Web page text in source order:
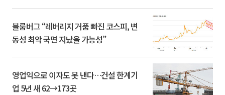
블룸버그 “레버리지 거품 빠진 코스피, 변
동성 최악 국면 지났을 가능성”
영업익으로 이자도 못 낸다…건설 한계기
업 5년 새 62→173곳